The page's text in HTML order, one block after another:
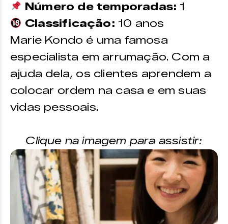
Número de temporadas: 1
Classificação: 10 anos
Marie Kondo é uma famosa
especialista em arrumação. Com a
ajuda dela, os clientes aprendem a
colocar ordem na casa e em suas
vidas pessoais.
Clique na imagem para assistir: